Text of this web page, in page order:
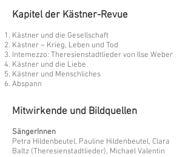
Kapitel der Kästner-Revue
Kästner und die Gesellschaft
Kästner – Krieg, Leben und Tod
Intemezzo: Theresienstadtlieder von Ilse Weber
Kästner und die Liebe
Kästner und Menschliches​
Abspann
Mitwirkende und Bildquellen
SängerInnen
Petra Hildenbeutel, Pauline Hildenbeutel, Clara
Baltz (Theresienstadtlieder), Michael Valentin